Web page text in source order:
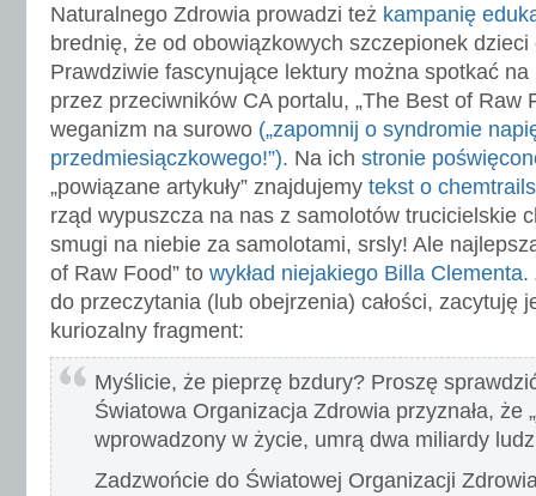
Naturalnego Zdrowia prowadzi też kampanię
brednię, że od obowiązkowych szczepionek
Prawdziwie fascynujące lektury można spotkać
przez przeciwników CA portalu, „The Best of Raw
weganizm na surowo („zapomnij o syndromie
przedmiesiączkowego!”). Na ich stronie
„powiązane artykuły” znajdujemy tekst o
rząd wypuszcza na nas z samolotów trucicielskie
smugi na niebie za samolotami, srsly! Ale
of Raw Food” to wykład niejakiego Billa Clementa.
do przeczytania (lub obejrzenia) całości, zacytuję
kuriozalny fragment:
Myślicie, że pieprzę bzdury? Proszę
Światowa Organizacja Zdrowia przyznała, że
wprowadzony w życie, umrą dwa miliardy
Zadzwońcie do Światowej Organizacji